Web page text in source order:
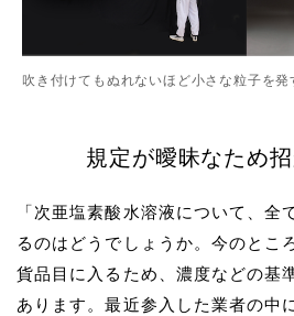
吹き付けてもぬれないほど小さな粒子を
規定が曖昧なため
「次亜塩素酸水溶液について、全
るのはどうでしょうか。今のとこ
貨品目に入るため、濃度などの基
あります。最近参入した業者の中